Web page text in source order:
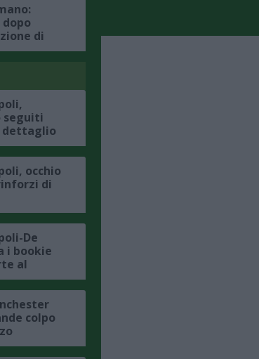
di
per
seguiti
dettaglio
occhio
di
De
i bookie
al
colpo